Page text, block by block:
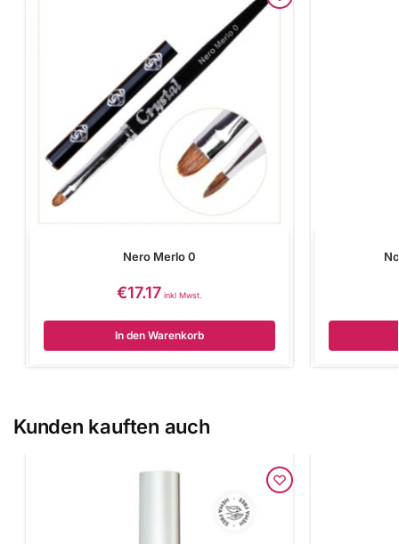
Nero Merlo 0
€17.17 inkl Mwst.
In den Warenkorb
Kunden kauften auch